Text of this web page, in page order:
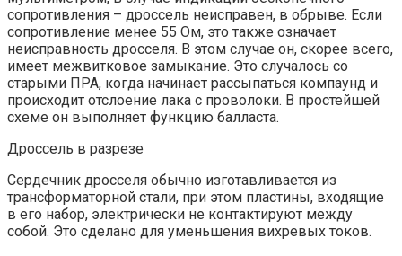
сопротивления – дроссель неисправен, в обрыве. Если
сопротивление менее 55 Ом, это также означает
неисправность дросселя. В этом случае он, скорее всего,
имеет межвитковое замыкание. Это случалось со
старыми ПРА, когда начинает рассыпаться компаунд и
происходит отслоение лака с проволоки. В простейшей
схеме он выполняет функцию балласта.
Дроссель в разрезе
Сердечник дросселя обычно изготавливается из
трансформаторной стали, при этом пластины, входящие
в его набор, электрически не контактируют между
собой. Это сделано для уменьшения вихревых токов.